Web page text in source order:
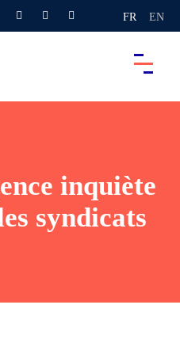
FR EN
inquiète
syndicats